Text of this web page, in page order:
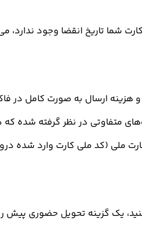
‌توانید از عدد ۱۲ به جای ماه و از ۹۹ به جای سال
ارسال به صورت کامل در
متفاوتی در نظر گرفته شده
ملی (کد ملی کارت وارد شده
یک گزینه تحویل حضوری پیش